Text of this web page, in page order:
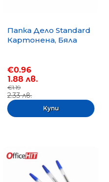
Папка Дело Standard
Картонена, Бяла
€0.96
1.88 лв.
€1.19
2.33 лв.